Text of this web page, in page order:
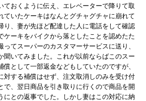
ておくように伝え、エレベーターで降りて取
ていたケーキはなんとグチャグチャに崩れて
り、妻が先ほど配達した人に電話をして確認
ケーキをバイクから落としたことを認めたた
てスーパーのカスタマーサービスに送り、
聞いてみました。これが以前ならばこのスー
として一部返金などもしていたのですが、
対する補償はせず、注文取消しのみを受け付
で、翌日商品を引き取りに行くので商品を開
にとの返事でした。しかし妻はこの対応に納